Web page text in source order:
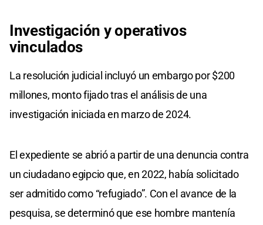
Investigación yoperativos
vinculados
La resolución judicial incluyó un embargo por $200
millones, monto fijado tras el análisis de una
investigación iniciada en marzo de 2024.
El expediente se abrió a partir de una denuncia contra
un ciudadano egipcio que, en 2022, había solicitado
ser admitido como “refugiado”. Con el avance de la
pesquisa, se determinó que ese hombre mantenía